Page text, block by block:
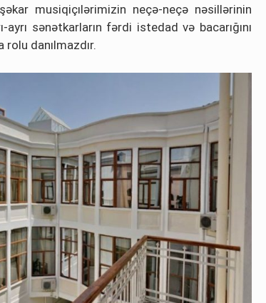
musiqiçılərimizin neçə-neçə nəsillərinin
sənətkarların fərdi istedad və bacarığını
danılmаzdır.